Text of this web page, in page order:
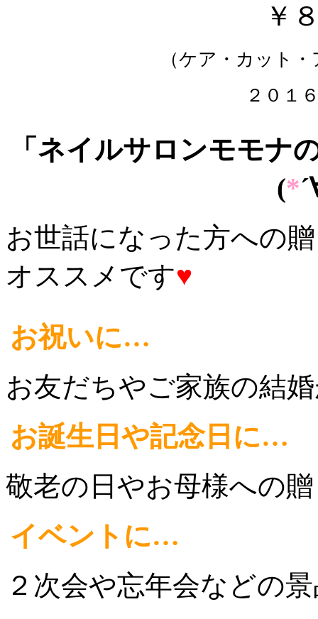
￥
（ケア・カット
２０１
「ネイルサロンモモナ
(*
お世話になった方への
オススメです♥
お祝いに…
お友だちやご家族の結
お誕生日や記念日に…
敬老の日やお母様への
イベントに…
２次会や忘年会などの